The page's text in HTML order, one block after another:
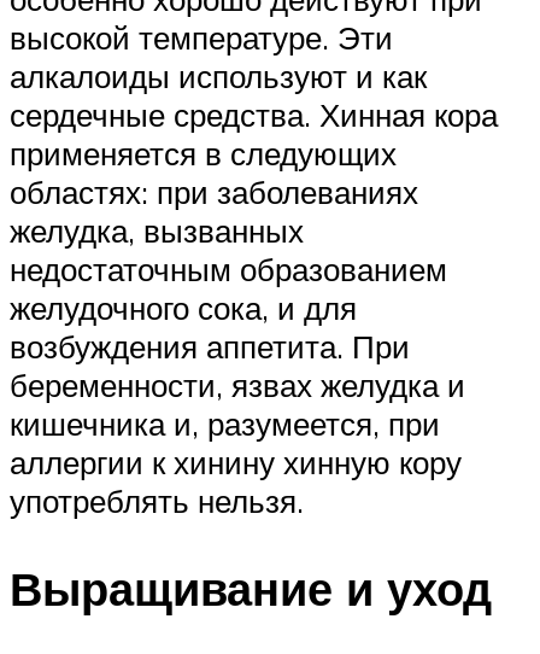
высокой температуре. Эти
алкалоиды используют и как
сердечные средства. Хинная кора
применяется в следующих
областях: при заболеваниях
желудка, вызванных
недостаточным образованием
желудочного сока, и для
возбуждения аппетита. При
беременности, язвах желудка и
кишечника и, разумеется, при
аллергии к хинину хинную кору
употреблять нельзя.
Выращивание и уход